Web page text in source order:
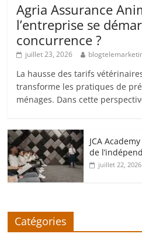
Agria Assurance
l’entreprise se
concurrence ?
juillet 23, 2026
La hausse des tarifs
transforme les pratiques de
ménages. Dans cette
JCA
de
juillet 22, 2026
Catégories